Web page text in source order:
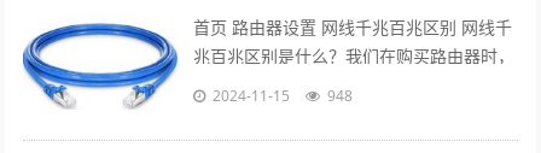
首页 路由器设置 网线千兆百兆区别 网线千
兆百兆区别是什么？我们在购买路由器时，
可以看到介绍中会写千兆网线和百兆网线，
2024-11-15 948